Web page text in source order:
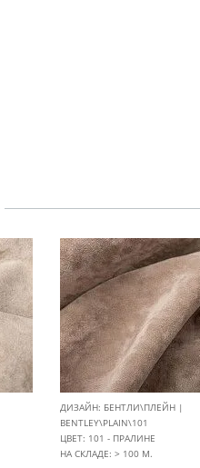
ДИЗАЙН: БЕНТЛИ\ПЛЕЙН |
BENTLEY\PLAIN\101
ЦВЕТ: 101 - ПРАЛИНЕ
НА СКЛАДЕ: > 100 М.